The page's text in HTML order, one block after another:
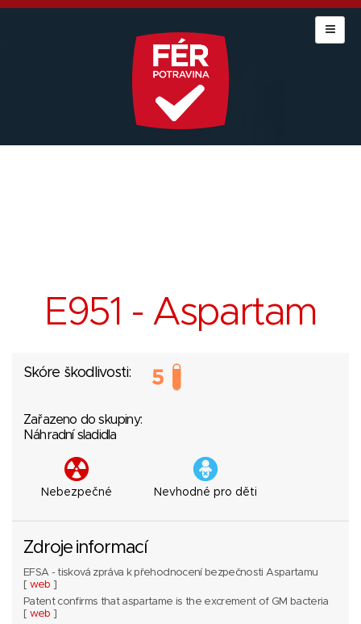
E951 - Aspartam
Skóre škodlivosti:
Zařazeno do skupiny:
Náhradní sladidla
Nebezpečné Nevhodné pro děti
Zdroje informací
EFSA - tisková zpráva k přehodnocení bezpečnosti Aspartamu
[ web ]
Patent confirms that aspartame is the excrement of GM bacteria
[ web ]